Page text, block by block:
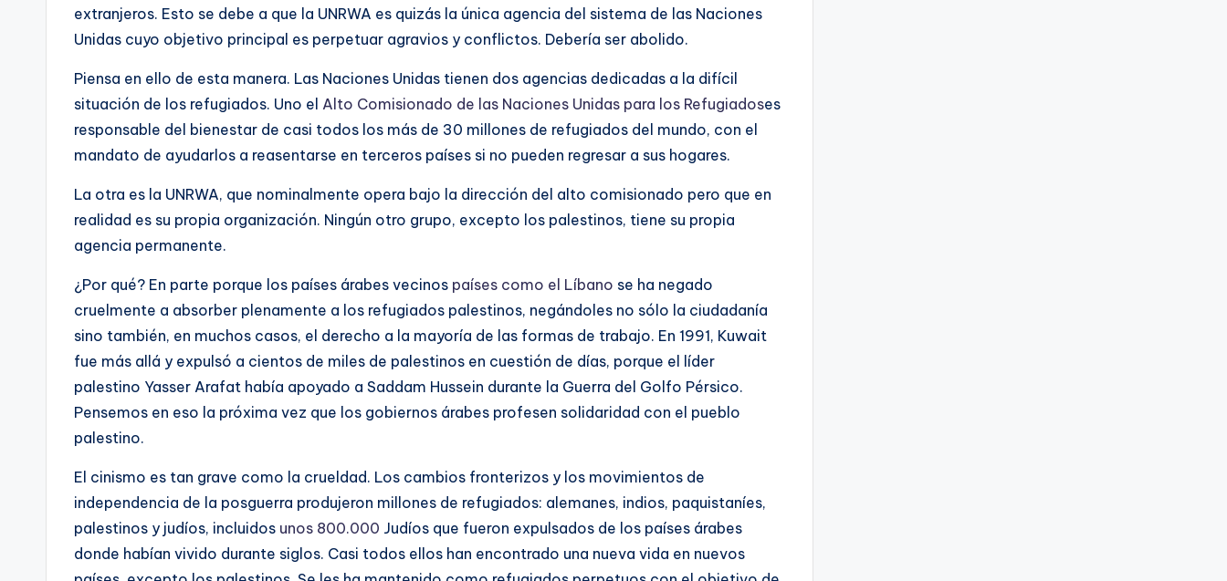
extranjeros. Esto se debe a que la UNRWA es quizás la única agencia del sistema de las Naciones
Unidas cuyo objetivo principal es perpetuar agravios y conflictos. Debería ser abolido.
Piensa en ello de esta manera. Las Naciones Unidas tienen dos agencias dedicadas a la difícil
situación de los refugiados. Uno el Alto Comisionado de las Naciones Unidas para los Refugiadoses
responsable del bienestar de casi todos los más de 30 millones de refugiados del mundo, con el
mandato de ayudarlos a reasentarse en terceros países si no pueden regresar a sus hogares.
La otra es la UNRWA, que nominalmente opera bajo la dirección del alto comisionado pero que en
realidad es su propia organización. Ningún otro grupo, excepto los palestinos, tiene su propia
agencia permanente.
¿Por qué? En parte porque los países árabes vecinos países como el Líbano se ha negado
cruelmente a absorber plenamente a los refugiados palestinos, negándoles no sólo la ciudadanía
sino también, en muchos casos, el derecho a la mayoría de las formas de trabajo. En 1991, Kuwait
fue más allá y expulsó a cientos de miles de palestinos en cuestión de días, porque el líder
palestino Yasser Arafat había apoyado a Saddam Hussein durante la Guerra del Golfo Pérsico.
Pensemos en eso la próxima vez que los gobiernos árabes profesen solidaridad con el pueblo
palestino.
El cinismo es tan grave como la crueldad. Los cambios fronterizos y los movimientos de
independencia de la posguerra produjeron millones de refugiados: alemanes, indios, paquistaníes,
palestinos y judíos, incluidos unos 800.000 Judíos que fueron expulsados ​​de los países árabes
donde habían vivido durante siglos. Casi todos ellos han encontrado una nueva vida en nuevos